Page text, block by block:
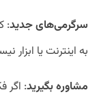
سرگرمی‌های جدید:
به اینترنت یا ابزار
مشاوره بگیرید: اگر